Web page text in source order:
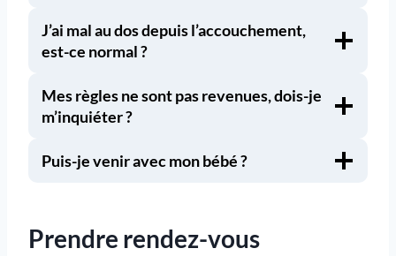
J’ai mal au dos depuis l’accouchement,
est-ce normal ?
Mes règles ne sont pas revenues, dois-je
m’inquiéter ?
Puis-je venir avec mon bébé ?
Prendre rendez-vous